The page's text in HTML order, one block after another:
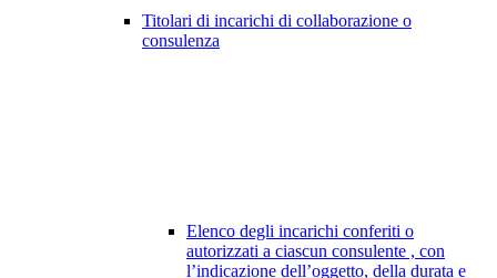
Titolari di incarichi di collaborazione o
consulenza
Elenco degli incarichi conferiti o
autorizzati a ciascun consulente , con
l’indicazione dell’oggetto, della durata e